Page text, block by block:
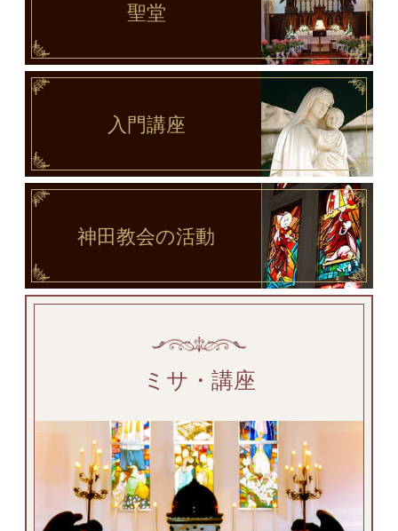
聖堂
入門講座
神田教会の活動
ミサ・講座